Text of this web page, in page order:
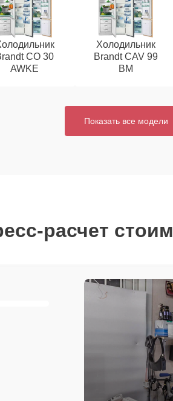
CO 30
AWKE
Холодильник
Brandt CAV 99
BM
Показать все модели
расчет